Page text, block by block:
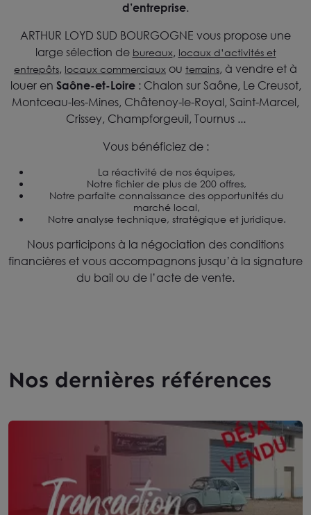
d’entreprise.
ARTHUR LOYD SUD BOURGOGNE vous propose une
large sélection de bureaux, locaux d’activités et
entrepôts, locaux commerciaux ou terrains, à vendre et à
louer en Saône-et-Loire: Chalon sur Saône, Le Creusot,
Montceau-les-Mines, Châtenoy-le-Royal, Saint-Marcel,
Crissey, Champforgeuil, Tournus ...
Vous bénéficiez de :
La réactivité de nos équipes,
Notre fichier de plus de 200 offres,
Notre parfaite connaissance des opportunités du
marché local,
Notre analyse technique, stratégique et juridique.
Nous participons à la négociation des conditions
financières et vous accompagnons jusqu’à la signature
du bail ou de l’acte de vente.
Nos dernières références